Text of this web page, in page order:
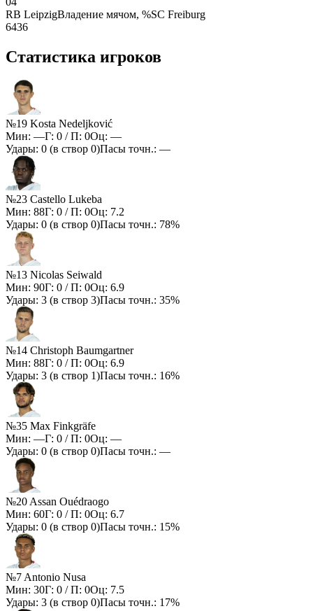
RB LeipzigВладение мячом, %SC Freiburg
6436
Статистика игроков
№19 Kosta Nedeljković
Мин: —Г: 0 / П: 0Оц: —
Удары: 0 (в створ 0)Пасы точн.: —
№23 Castello Lukeba
Мин: 88Г: 0 / П: 0Оц: 7.2
Удары: 0 (в створ 0)Пасы точн.: 78%
№13 Nicolas Seiwald
Мин: 90Г: 0 / П: 0Оц: 6.9
Удары: 3 (в створ 3)Пасы точн.: 35%
№14 Christoph Baumgartner
Мин: 88Г: 0 / П: 0Оц: 6.9
Удары: 3 (в створ 1)Пасы точн.: 16%
№35 Max Finkgräfe
Мин: —Г: 0 / П: 0Оц: —
Удары: 0 (в створ 0)Пасы точн.: —
№20 Assan Ouédraogo
Мин: 60Г: 0 / П: 0Оц: 6.7
Удары: 0 (в створ 0)Пасы точн.: 15%
№7 Antonio Nusa
Мин: 30Г: 0 / П: 0Оц: 7.5
Удары: 3 (в створ 0)Пасы точн.: 17%